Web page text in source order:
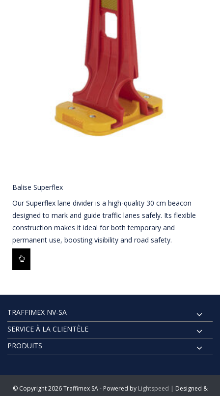
Balise Superflex
Our Superflex lane divider is a high-quality 30 cm beacon
designed to mark and guide traffic lanes safely. Its flexible
construction makes it ideal for both temporary and
permanent use, boosting visibility and road safety.
TRAFFIMEX NV-SA
SERVICE À LA CLIENTÈLE
PRODUITS
© Copyright 2026 Traffimex SA - Powered by Lightspeed | Designed &